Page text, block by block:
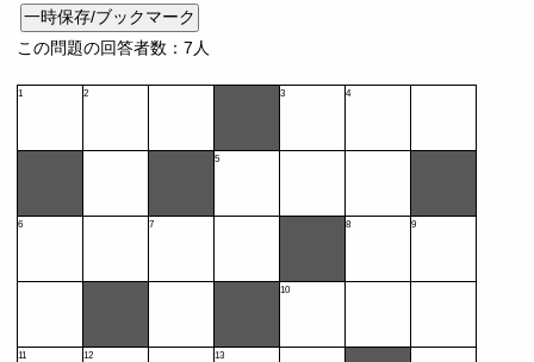
一時保存/ブックマーク
この問題の回答者数：7人
1 2 3 4
5
6 7 8 9
10
11 12 13